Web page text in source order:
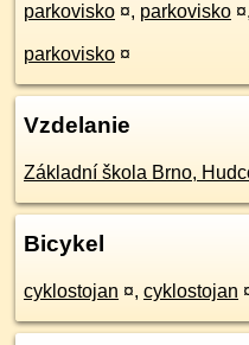
parkovisko ¤, parkovisko ¤,
parkovisko ¤
Vzdelanie
Základní škola Brno,
Bicykel
cyklostojan ¤, cyklostojan